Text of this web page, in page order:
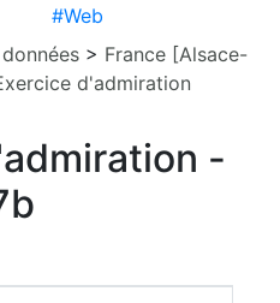
#Web
> France [Alsace-
d'admiration
-